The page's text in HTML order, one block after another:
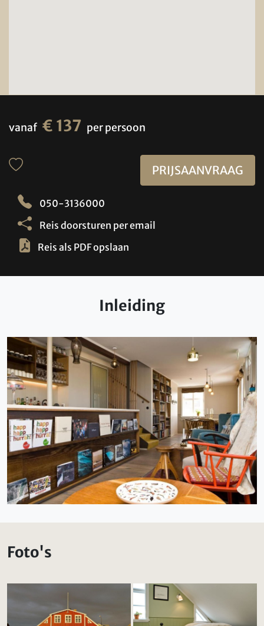
vanaf € 137 per persoon
PRIJSAANVRAAG
050-3136000
Reis doorsturen per email
Reis als PDF opslaan
Inleiding
Foto's